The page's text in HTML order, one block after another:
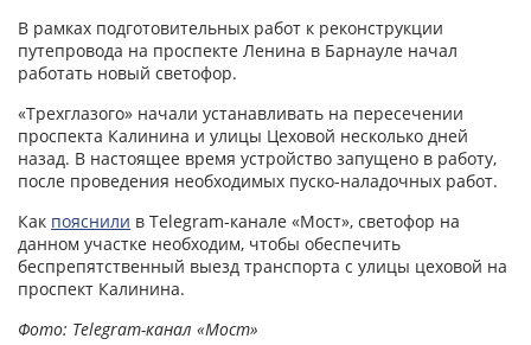
В рамках подготовительных работ к реконструкции
путепровода на проспекте Ленина в Барнауле начал
работать новый светофор.
«Трехглазого» начали устанавливать на пересечении
проспекта Калинина и улицы Цеховой несколько дней
назад. В настоящее время устройство запущено в работу,
после проведения необходимых пуско-наладочных работ.
Как пояснили в Telegram-канале «Мост», светофор на
данном участке необходим, чтобы обеспечить
беспрепятственный выезд транспорта с улицы цеховой на
проспект Калинина.
Фото: Telegram-канал «Мост»